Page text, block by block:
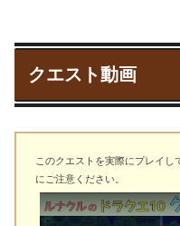
クエスト動画
このクエストを実際にプレイし
にご注意ください。